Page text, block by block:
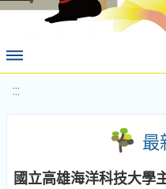
:::
最
國立高雄海洋科技大學